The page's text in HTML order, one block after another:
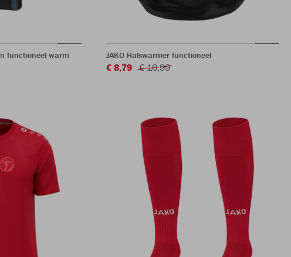
functioneel warm JAKO Halswarmer functioneel
€ 8,79 € 10,99